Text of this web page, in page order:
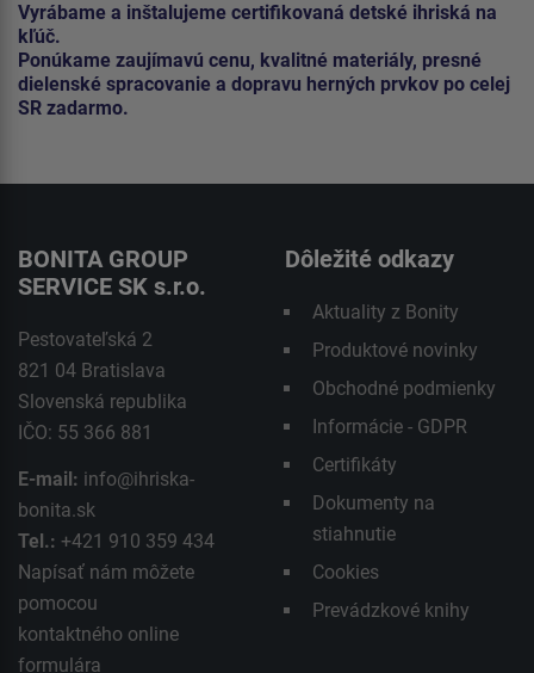
Vyrábame a inštalujeme certifikovaná detské ihriská na
kľúč.
Ponúkame zaujímavú cenu, kvalitné materiály, presné
dielenské spracovanie a dopravu herných prvkov po celej
SR zadarmo.
BONITA GROUP
SERVICE SK s.r.o.
Pestovateľská 2
821 04 Bratislava
Slovenská republika
IČO: 55 366 881
E-mail: info@ihriska-
bonita.sk
Tel.: +421 910 359 434
Napísať nám môžete
pomocou
kontaktného online
formulára
Dôležité odkazy
Aktuality z Bonity
Produktové novinky
Obchodné podmienky
Informácie - GDPR
Certifikáty
Dokumenty na
stiahnutie
Cookies
Prevádzkové knihy